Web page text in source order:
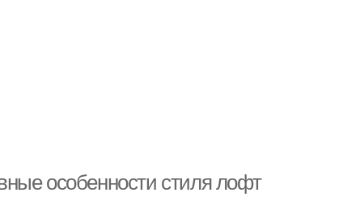
особенности стиля лофт